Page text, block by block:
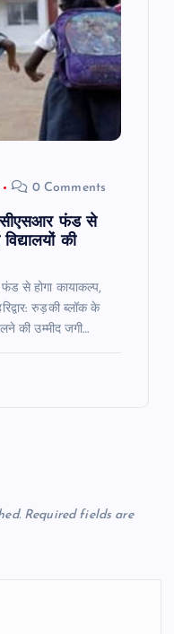
0 Comments
सीएसआर फंड से
की
से होगा कायाकल्प,
रुड़की ब्लॉक के
की उम्मीद जगी…
Required fields are